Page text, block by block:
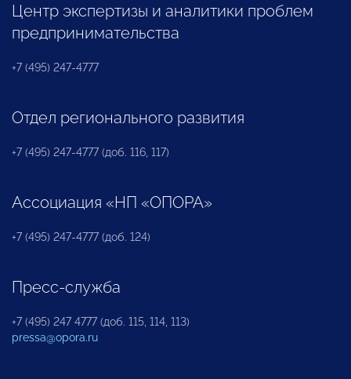
Центр экспертизы и аналитики проблем
предпринимательства
+7 (495) 247-4777
Отдел регионального развития
+7 (495) 247-4777 (доб. 116, 117)
Ассоциация «НП «ОПОРА»
+7 (495) 247-4777 (доб. 124)
Пресс-служба
+7 (495) 247 4777 (доб. 115, 114, 113)
pressa@opora.ru